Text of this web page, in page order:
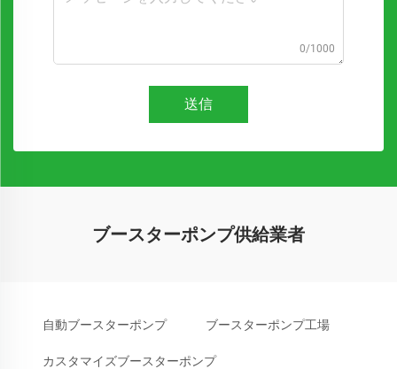
0/1000
送信
ブースターポンプ供給業者
自動ブースターポンプ ブースターポンプ工場
カスタマイズブースターポンプ